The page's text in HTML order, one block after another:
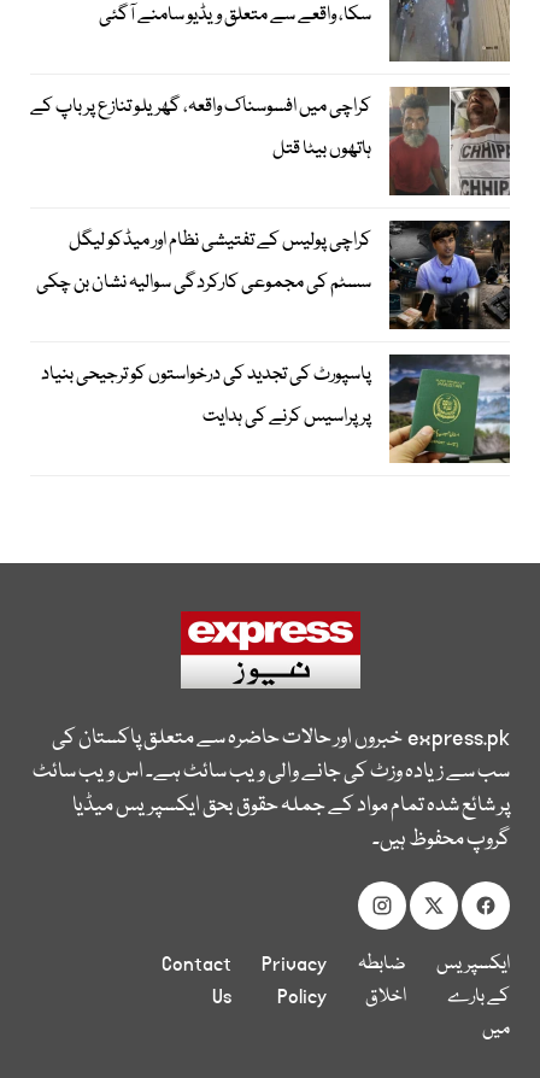
سکا، واقعے سے متعلق ویڈیو سامنے آگئی
کراچی میں افسوسناک واقعہ، گھریلو تنازع پر باپ کے
ہاتھوں بیٹا قتل
کراچی پولیس کے تفتیشی نظام اور میڈکو لیگل
سسٹم کی مجموعی کارکردگی سوالیہ نشان بن چکی
پاسپورٹ کی تجدید کی درخواستوں کو ترجیحی بنیاد
پر پراسیس کرنے کی ہدایت
express.pkخبروں اور حالات حاضرہ سے متعلق پاکستان کی
سب سے زیادہ وزٹ کی جانے والی ویب سائٹ ہے۔ اس ویب سائٹ
پر شائع شدہ تمام مواد کے جملہ حقوق بحق ایکسپریس میڈیا
گروپ محفوظ ہیں۔
ایکسپریس
کے بارے
میں
ضابطہ
اخلاق
Privacy
Policy
Contact
Us